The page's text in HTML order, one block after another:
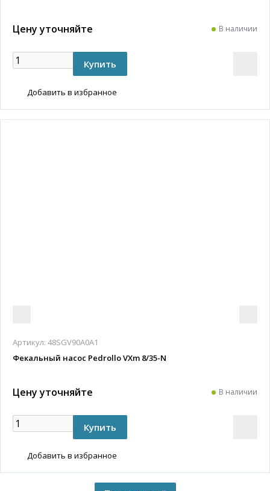
Цену уточняйте В наличии
Добавить в избранное
Артикул: 48SGV90A0A1
Фекальный насос Pedrollo VXm 8/35-N
Цену уточняйте В наличии
Добавить в избранное